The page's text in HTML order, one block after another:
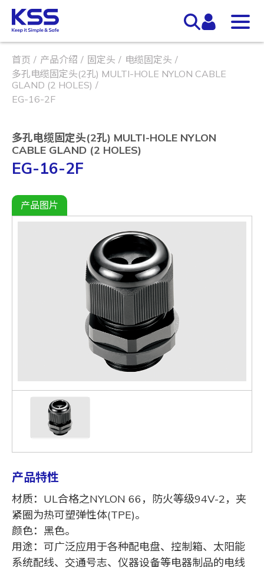
首页 产品介绍 固定头
电缆固定头
多孔电缆固定头(2孔) MULTI-HOLE NYLON CABLE
GLAND (2 HOLES)
EG-16-2F
多孔电缆固定头(2孔) MULTI-HOLE NYLON
CABLE GLAND (2 HOLES)
EG-16-2F
产品图片
产品特性
材质：UL合格之NYLON 66，防火等级94V-2，夹
紧圈为热可塑弹性体(TPE)。
颜色：黑色。
用途：可广泛应用于各种配电盘、控制箱、太阳能
系统配线、交通号志、仪器设备等电器制品的电线